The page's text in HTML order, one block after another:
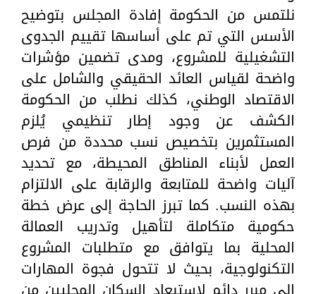
نلتمس من الحكومة إفادة المجلس بتوضيح
الأسس التي تم على أساسها تقييم الجدوى
التشغيلية للمشروع، ومدى تضمين مؤشرات
واضحة لقياس العائد الحقيقي والشامل على
الاقتصاد الوطني، كذلك نطلب من الحكومة
الكشف عن وجود إطار تنظيمي يُلزم
المستثمرين بتخصيص نسب محددة من فرص
العمل لأبناء المناطق المحيطة، مع تحديد
آليات واضحة للمتابعة والرقابة على الالتزام
بهذه النسب. كما تبرز الحاجة إلى عرض خطة
حكومية متكاملة لتأهيل وتدريب العمالة
المحلية بما يتوافق مع متطلبات المشروع
التكنولوجية، بحيث لا تتحول فجوة المهارات